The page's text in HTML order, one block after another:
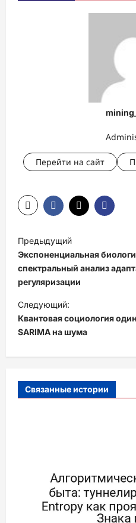
Перейти на сайт
Н
а
в
и
г
а
я
з
Предыдущий
Экспоненциальная
спектральный анализ
регуляризации
Следующий:
Квантовая социология
SARIMA на шума
Связанные истории